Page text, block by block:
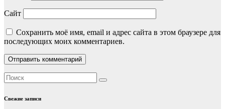
Сайт
Сохранить моё имя, email и адрес сайта в этом браузере для
последующих моих комментариев.
Свежие записи